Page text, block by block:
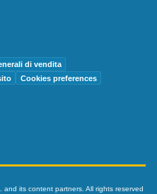
di vendita
Cookies preferences
its content partners. All rights reserved